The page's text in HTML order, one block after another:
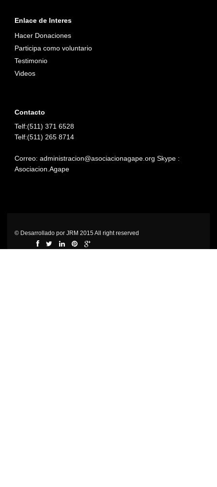
Enlace de Interes
Hacer Donaciones
Participa como voluntario
Testimonio
Videos
Contacto
Telf:(511) 371 6528
Telf:(511) 265 8714
Correo: administracion@asociacionagape.org Skype :
Asociacion.Agape
© Desarrollado por JRM 2015 All right reserved